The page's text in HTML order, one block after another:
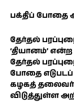
பக்திப் போதை
தேர்தல்
‘தியானம்’
தேர்தல்
போதை
கழகத் தலைவர்
விடுத்துள்ள